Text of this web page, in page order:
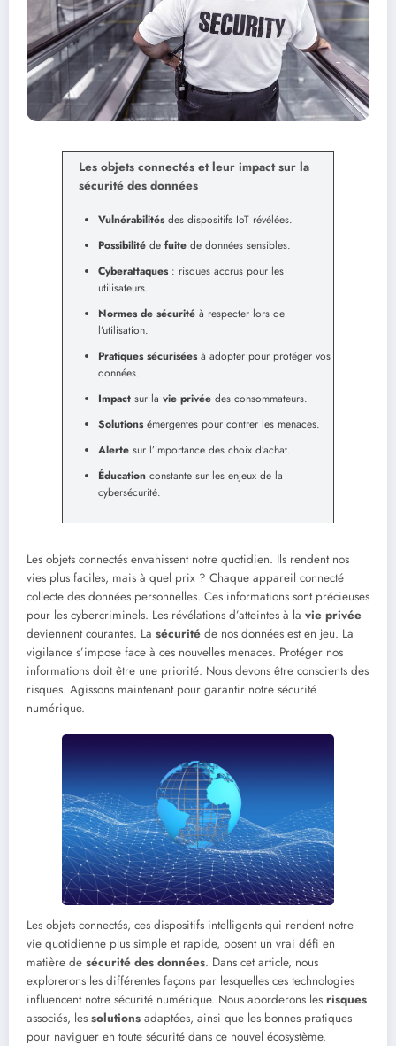
Les objets connectés et leur impact sur la
sécurité des données
Vulnérabilitésdes dispositifs IoT révélées.
Possibilité de fuite de données sensibles.
Cyberattaques: risques accrus pour les
utilisateurs.
Normes de sécurité à respecter lors de
l’utilisation.
Pratiques sécuriséesà adopter pour protéger vos
données.
Impact sur la vie privée des consommateurs.
Solutionsémergentes pour contrer les menaces.
Alerte sur l’importance des choix d’achat.
Éducation constante sur les enjeux de la
cybersécurité.
Les objets connectés envahissent notre quotidien. Ils rendent nos
vies plus faciles, mais à quel prix ? Chaque appareil connecté
collecte des données personnelles. Ces informations sont précieuses
pour les cybercriminels. Les révélations d’atteintes à la vie privée
deviennent courantes. La sécurité de nos données est en jeu. La
vigilance s’impose face à ces nouvelles menaces. Protéger nos
informations doit être une priorité. Nous devons être conscients des
risques. Agissons maintenant pour garantir notre sécurité
numérique.
Les objets connectés, ces dispositifs intelligents qui rendent notre
vie quotidienne plus simple et rapide, posent un vrai défi en
matière de sécurité des données. Dans cet article, nous
explorerons les différentes façons par lesquelles ces technologies
influencent notre sécurité numérique. Nous aborderons les risques
associés, les solutions adaptées, ainsi que les bonnes pratiques
pour naviguer en toute sécurité dans ce nouvel écosystème.